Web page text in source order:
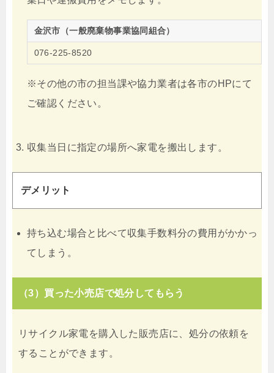
金沢市（一般廃棄物事業協同組合）
076-225-8520
※その他の市の担当課や協力業者は各市のHPにて
ご確認ください。
収集当日に指定の場所へ家電を搬出します。
デメリット
持ち込む場合と比べて収集手数料分の費用がかかっ
てしまう。
（3）買った小売店で処分してもらう
リサイクル家電を購入した販売店に、処分の依頼を
することができます。